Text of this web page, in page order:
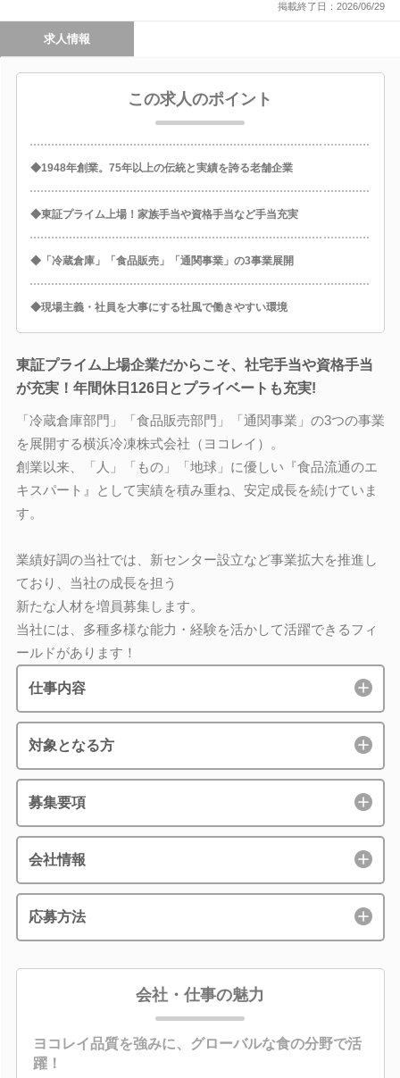
掲載終了日：2026/06/29
求人情報
この求人のポイント
◆1948年創業。75年以上の伝統と実績を誇る老舗企業
◆東証プライム上場！家族手当や資格手当など手当充実
◆「冷蔵倉庫」「食品販売」「通関事業」の3事業展開
◆現場主義・社員を大事にする社風で働きやすい環境
東証プライム上場企業だからこそ、社宅手当や資格手当
が充実！年間休日126日とプライベートも充実!
「冷蔵倉庫部門」「食品販売部門」「通関事業」の3つの事業
を展開する横浜冷凍株式会社（ヨコレイ）。
創業以来、「人」「もの」「地球」に優しい『食品流通のエ
キスパート』として実績を積み重ね、安定成長を続けていま
す。
業績好調の当社では、新センター設立など事業拡大を推進し
ており、当社の成長を担う
新たな人材を増員募集します。
当社には、多種多様な能力・経験を活かして活躍できるフィ
ールドがあります！
仕事内容
対象となる方
募集要項
会社情報
応募方法
会社・仕事の魅力
ヨコレイ品質を強みに、グローバルな食の分野で活
躍！